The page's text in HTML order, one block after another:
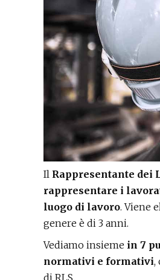
Il Rappresentante dei
rappresentare i
luogo di lavoro. Viene
genere è di 3 anni.
Vediamo insieme in 7
normativi e formativi,
di RLS.